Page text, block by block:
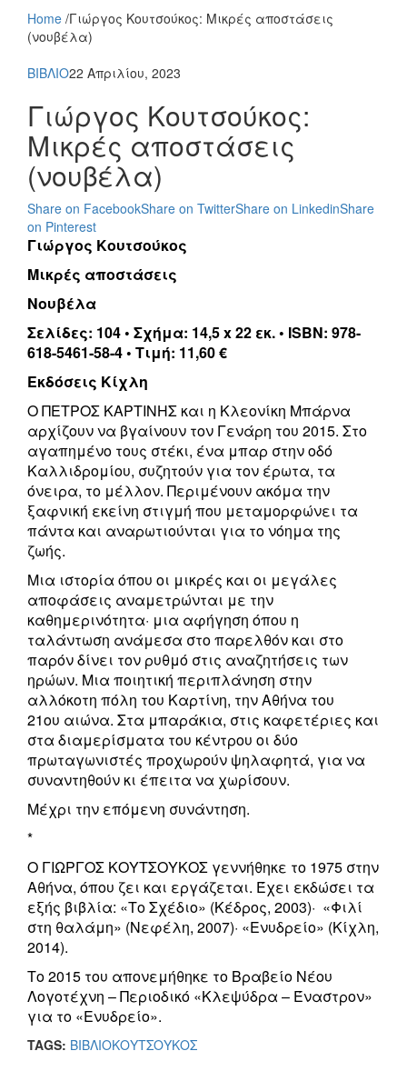
Home /Γιώργος Κουτσούκος: Μικρές αποστάσεις
(νουβέλα)
ΒΙΒΛΙΟ22 Απριλίου, 2023
Γιώργος Κουτσούκος:
Μικρές αποστάσεις
(νουβέλα)
Share on FacebookShare on TwitterShare on LinkedinShare
on Pinterest
Γιώργος Κουτσούκος
Μικρές αποστάσεις
Νουβέλα
Σελίδες: 104 • Σχήμα: 14,5 x 22 εκ. • ISBN: 978-
618-5461-58-4 • Τιμή: 11,60 €
Εκδόσεις Κίχλη
ΟΠΕΤΡΟΣ ΚΑΡΤΙΝΗΣ και η Κλεονίκη Μπάρνα
αρχίζουν να βγαίνουν τον Γενάρη του 2015. Στο
αγαπημένο τους στέκι, ένα μπαρ στην οδό
Καλλιδρομίου, συζητούν για τον έρωτα, τα
όνειρα, το μέλλον. Περιμένουν ακόμα την
ξαφνική εκείνη στιγμή που μεταμορφώνει τα
πάντα και αναρωτιούνται για το νόημα της
ζωής.
Μια ιστορία όπου οι μικρές και οι μεγάλες
αποφάσεις αναμετρώνται με την
καθημερινότητα· μια αφήγηση όπου η
ταλάντωση ανάμεσα στο παρελθόν και στο
παρόν δίνει τον ρυθμό στις αναζητήσεις των
ηρώων. Μια ποιητική περιπλάνηση στην
αλλόκοτη πόλη του Καρτίνη, την Αθήνα του
21ου αιώνα. Στα μπαράκια, στις καφετέριες και
στα διαμερίσματα του κέντρου οι δύο
πρωταγωνιστές προχωρούν ψηλαφητά, για να
συναντηθούν κι έπειτα να χωρίσουν.
Μέχρι την επόμενη συνάντηση.
*
Ο ΓΙΩΡΓΟΣ ΚΟΥΤΣΟΥΚΟΣ γεννήθηκε το 1975 στην
Αθήνα, όπου ζει και εργάζεται. Έχει εκδώσει τα
εξής βιβλία: «Το Σχέδιο» (Κέδρος, 2003)· «Φιλί
στη θαλάμη» (Νεφέλη, 2007)· «Ενυδρείο» (Κίχλη,
2014).
Το 2015 του απονεμήθηκε το Βραβείο Νέου
Λογοτέχνη – Περιοδικό «Κλεψύδρα – Έναστρον»
για το «Ενυδρείο».
TAGS: ΒΙΒΛΙΟΚΟΥΤΣΟΥΚΟΣ